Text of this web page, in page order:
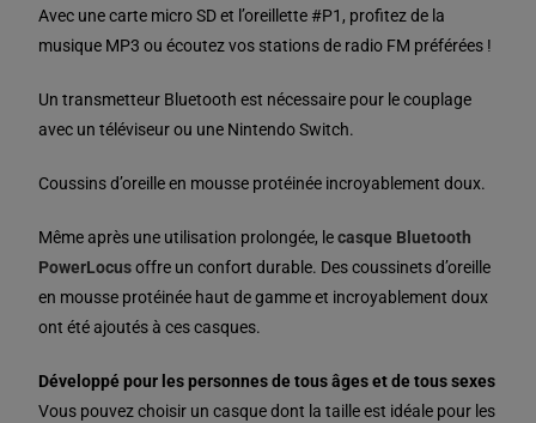
Avec une carte micro SD et l’oreillette #P1, profitez de la
musique MP3 ou écoutez vos stations de radio FM préférées !
Un transmetteur Bluetooth est nécessaire pour le couplage
avec un téléviseur ou une Nintendo Switch.
Coussins d’oreille en mousse protéinée incroyablement doux.
Même après une utilisation prolongée, lecasque Bluetooth
PowerLocusoffre un confort durable. Des coussinets d’oreille
en mousse protéinée haut de gamme et incroyablement doux
ont été ajoutés à ces casques.
Développé pour les personnes de tous âges et de tous sexes
Vous pouvez choisir un casque dont la taille est idéale pour les